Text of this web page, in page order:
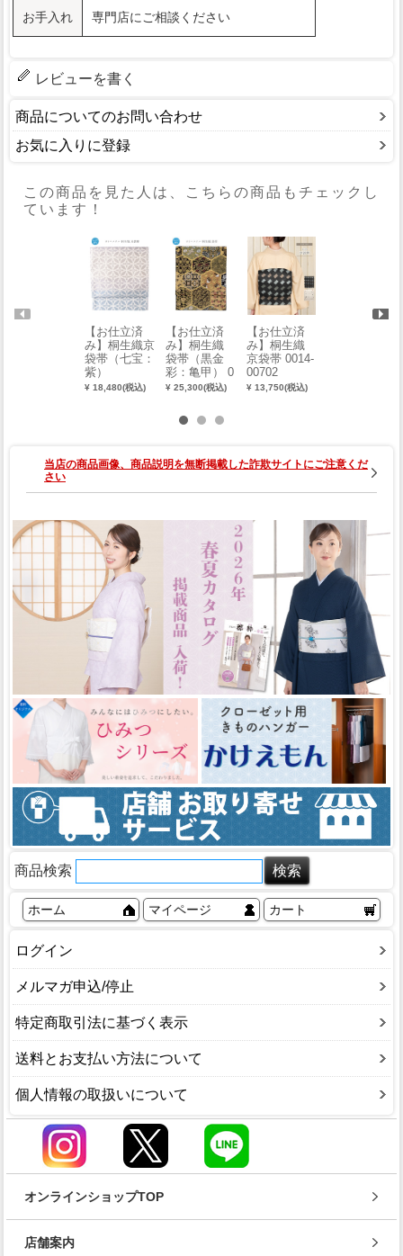
お手入れ 専門店にご相談ください
レビューを書く
商品についてのお問い合わせ
お気に入りに登録
この商品を見た人は、こちらの商品もチェックし
ています！
【お仕立済
み】桐生織京
袋帯（七宝：
紫）
¥ 18,480(税込)
【お仕立済
み】桐生織
袋帯（黒金
彩：亀甲） 0
016-00402-B-
¥ 25,300(税込)
【お仕立済
み】桐生織
京袋帯 0014-
00702
¥ 13,750(税込)
当店の商品画像、商品説明を無断掲載した詐欺サイトにご注意くだ
さい
商品検索
ホーム マイページ カート
ログイン
メルマガ申込/停止
特定商取引法に基づく表示
送料とお支払い方法について
個人情報の取扱いについて
オンラインショップTOP
店舗案内